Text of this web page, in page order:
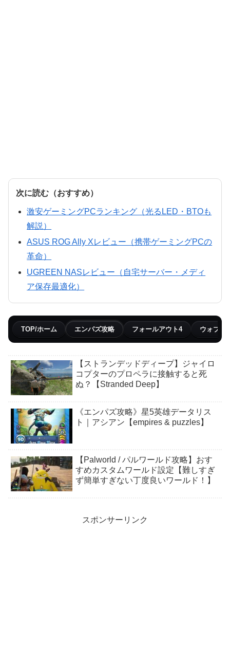
次に読む（おすすめ）
激安ゲーミングPCランキング（光るLED・BTOも
解説）
ASUS ROG Ally Xレビュー（携帯ゲーミングPCの
革命）
UGREEN NASレビュー（自宅サーバー・メディ
ア保存最適化）
TOP/ホーム エンパズ攻略 フォールアウト4 ウォブリ
【ストランデッドディープ】ジャイロ
コプターのプロペラに接触すると死
ぬ？【Stranded Deep】
《エンパズ攻略》星5英雄データリス
ト｜アシアン【empires & puzzles】
【Palworld / パルワールド攻略】おす
すめカスタムワールド設定【難しすぎ
ず簡単すぎない丁度良いワールド！】
スポンサーリンク